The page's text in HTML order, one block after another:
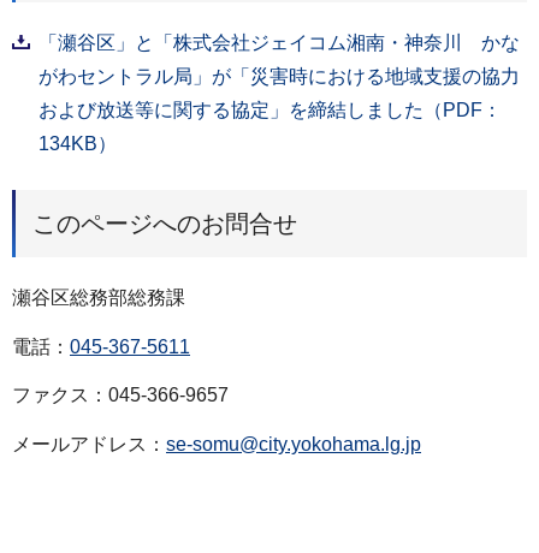
「瀬谷区」と「株式会社ジェイコム湘南・神奈川 かな
がわセントラル局」が「災害時における地域支援の協力
および放送等に関する協定」を締結しました（PDF：
134KB）
このページへのお問合せ
瀬谷区総務部総務課
電話： 045-367-5611
ファクス：045-366-9657
メールアドレス： se-somu@city.yokohama.lg.jp